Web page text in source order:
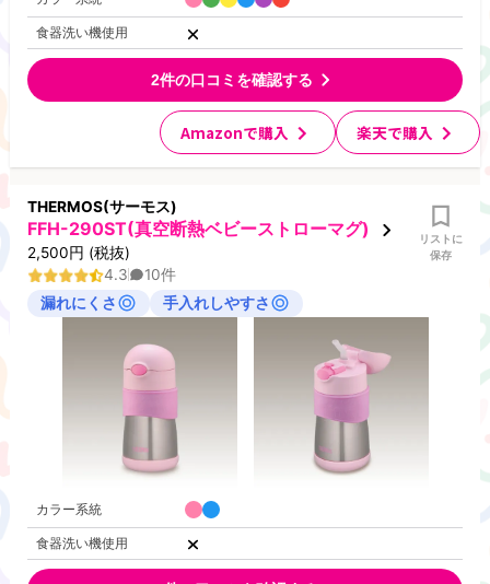
食器洗い機使用
2件の口コミを確認する
Amazonで購入 楽天で購入
THERMOS(サーモス)
FFH-290ST(真空断熱ベビーストローマグ)
2,500円 (税抜)
リストに
保存
4.3 10件
漏れにくさ
手入れしやすさ
カラー系統
食器洗い機使用